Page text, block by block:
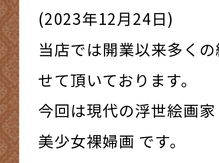
(2023年12月24日)
当店では開業以来多く
せて頂いております。
今回は現代の浮世絵画
美少女裸婦画 です。